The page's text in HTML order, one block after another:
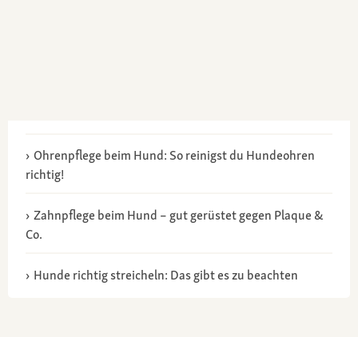
Ohrenpflege beim Hund: So reinigst du Hundeohren
richtig!
Zahnpflege beim Hund – gut gerüstet gegen Plaque &
Co.
Hunde richtig streicheln: Das gibt es zu beachten